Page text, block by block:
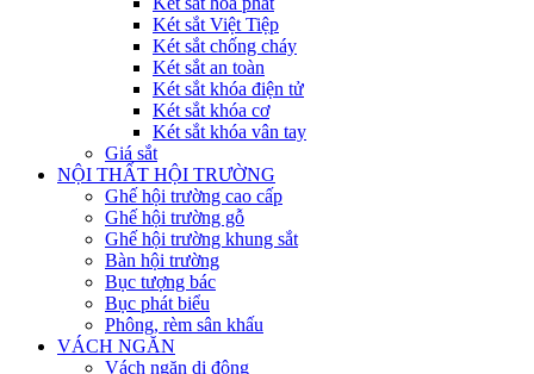
Két sắt Việt Tiệp
Két sắt chống cháy
Két sắt an toàn
Két sắt khóa điện tử
Két sắt khóa cơ
Két sắt khóa vân tay
Giá sắt
NỘI THẤT HỘI TRƯỜNG
Ghế hội trường cao cấp
Ghế hội trường gỗ
Ghế hội trường khung sắt
Bàn hội trường
Bục tượng bác
Bục phát biểu
Phông, rèm sân khấu
VÁCH NGĂN
Vách ngăn di động